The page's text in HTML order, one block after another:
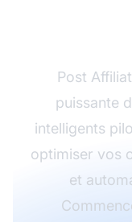
Post
puissante
intelligents
optimiser vos
et